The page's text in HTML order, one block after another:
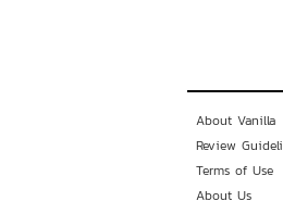
About Vanilla
Review
Terms of Use
About Us